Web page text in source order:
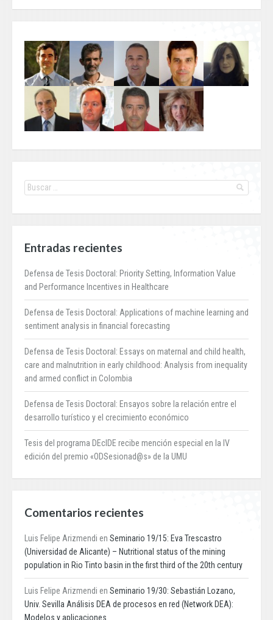
Entradas recientes
Defensa de Tesis Doctoral: Priority Setting, Information Value
and Performance Incentives in Healthcare
Defensa de Tesis Doctoral: Applications of machine learning and
sentiment analysis in financial forecasting
Defensa de Tesis Doctoral: Essays on maternal and child health,
care and malnutrition in early childhood: Analysis from inequality
and armed conflict in Colombia
Defensa de Tesis Doctoral: Ensayos sobre la relación entre el
desarrollo turístico y el crecimiento económico
Tesis del programa DEcIDE recibe mención especial en la IV
edición del premio «ODSesionad@s» de la UMU
Comentarios recientes
Luis Felipe Arizmendi en Seminario 19/15: Eva Trescastro
(Universidad de Alicante) – Nutritional status of the mining
population in Rio Tinto basin in the first third of the 20th century
Luis Felipe Arizmendi en Seminario 19/30: Sebastián Lozano,
Univ. Sevilla Análisis DEA de procesos en red (Network DEA):
Modelos y aplicaciones